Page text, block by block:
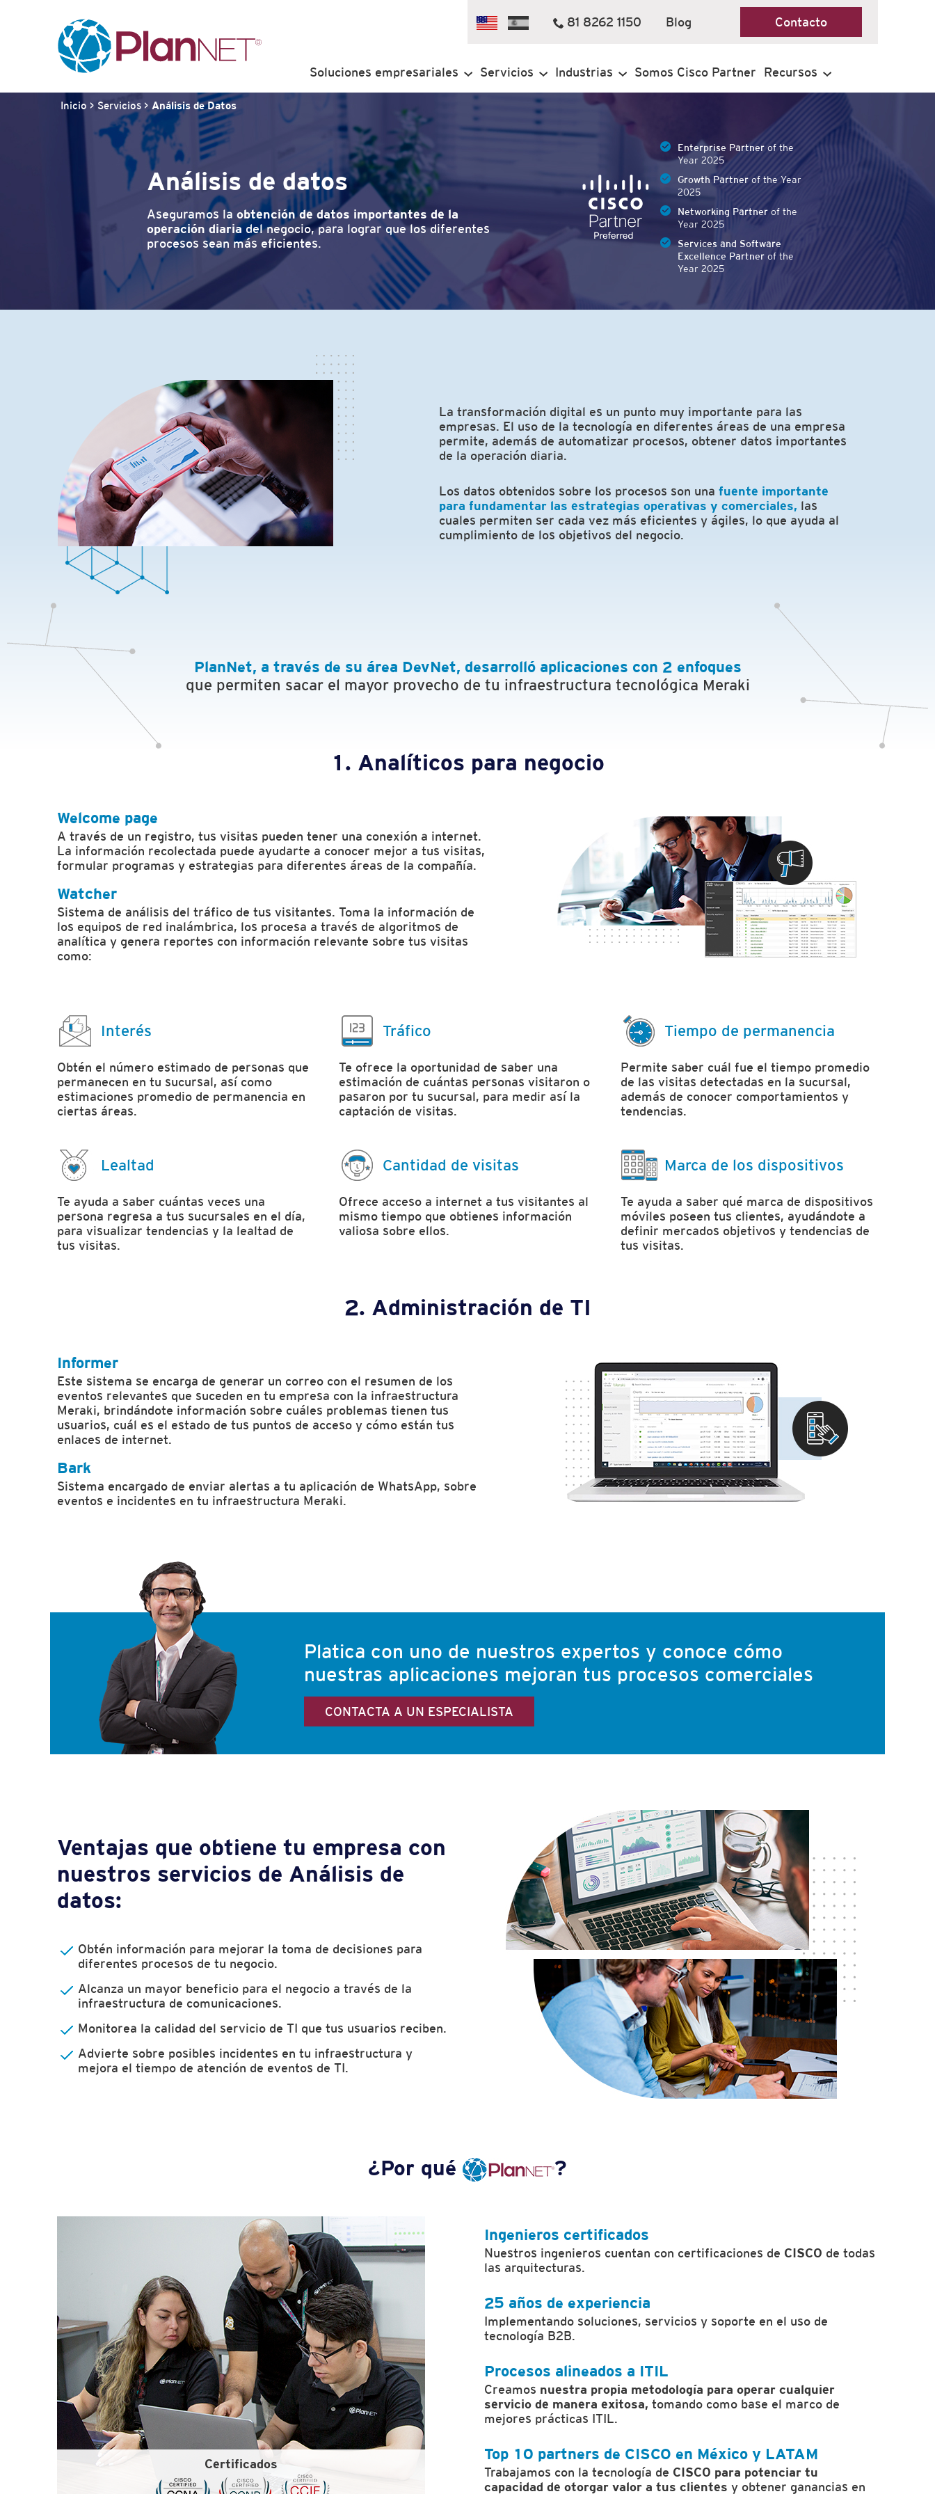
81 8262 1150 Blog Contacto
Soluciones empresariales Servicios Industrias Somos Cisco Partner Recursos
Inicio > Servicios > Análisis de Datos
Análisis de datos
Aseguramos la obtención de datos importantes de la
operación diariadel negocio, para lograr que los diferentes
procesos sean más eficientes.
Enterprise Partnerof the
Year 2025
Growth Partnerof the Year
2025
Networking Partnerof the
Year 2025
Services and Software
Excellence Partnerof the
Year 2025
La transformación digital es un punto muy importante para las
empresas. El uso de la tecnología en diferentes áreas de una empresa
permite, además de automatizar procesos, obtener datos importantes
de la operación diaria.
Los datos obtenidos sobre los procesos son una fuente importante
para fundamentar las estrategias operativas y comerciales, las
cuales permiten ser cada vez más eficientes y ágiles, lo que ayuda al
cumplimiento de los objetivos del negocio.
PlanNet, a través de su área DevNet, desarrolló aplicaciones con 2 enfoques
que permiten sacar el mayor provecho de tu infraestructura tecnológica Meraki
1. Analíticos para negocio
Welcome page
A través de un registro, tus visitas pueden tener una conexión a internet.
La información recolectada puede ayudarte a conocer mejor a tus visitas,
formular programas y estrategias para diferentes áreas de la compañía.
Watcher
Sistema de análisis del tráfico de tus visitantes. Toma la información de
los equipos de red inalámbrica, los procesa a través de algoritmos de
analítica y genera reportes con información relevante sobre tus visitas
como:
Interés
Obtén el número estimado de personas que
permanecen en tu sucursal, así como
estimaciones promedio de permanencia en
ciertas áreas.
Tráfico
Te ofrece la oportunidad de saber una
estimación de cuántas personas visitaron o
pasaron por tu sucursal, para medir así la
captación de visitas.
Tiempo de permanencia
Permite saber cuál fue el tiempo promedio
de las visitas detectadas en la sucursal,
además de conocer comportamientos y
tendencias.
Lealtad
Te ayuda a saber cuántas veces una
persona regresa a tus sucursales en el día,
para visualizar tendencias y la lealtad de
tus visitas.
Cantidad de visitas
Ofrece acceso a internet a tus visitantes al
mismo tiempo que obtienes información
valiosa sobre ellos.
Marca de los dispositivos
Te ayuda a saber qué marca de dispositivos
móviles poseen tus clientes, ayudándote a
definir mercados objetivos y tendencias de
tus visitas.
2. Administración de TI
Informer
Este sistema se encarga de generar un correo con el resumen de los
eventos relevantes que suceden en tu empresa con la infraestructura
Meraki, brindándote información sobre cuáles problemas tienen tus
usuarios, cuál es el estado de tus puntos de acceso y cómo están tus
enlaces de internet.
Bark
Sistema encargado de enviar alertas a tu aplicación de WhatsApp, sobre
eventos e incidentes en tu infraestructura Meraki.
Platica con uno de nuestros expertos y conoce cómo
nuestras aplicaciones mejoran tus procesos comerciales
CONTACTA A UN ESPECIALISTA
Ventajas que obtiene tu empresa con
nuestros servicios de Análisis de
datos:
Obtén información para mejorar la toma de decisiones para
diferentes procesos de tu negocio.
Alcanza un mayor beneficio para el negocio a través de la
infraestructura de comunicaciones.
Monitorea la calidad del servicio de TI que tus usuarios reciben.
Advierte sobre posibles incidentes en tu infraestructura y
mejora el tiempo de atención de eventos de TI.
¿Por qué ?
Certificados
Ingenieros certificados
Nuestros ingenieros cuentan con certificaciones de CISCO de todas
las arquitecturas.
25 años de experiencia
Implementando soluciones, servicios y soporte en el uso de
tecnología B2B.
Procesos alineados a ITIL
Creamos nuestra propia metodología para operar cualquier
servicio de manera exitosa, tomando como base el marco de
mejores prácticas ITIL.
Top 10 partners de CISCO en México y LATAM
Trabajamos con la tecnología de CISCO para potenciar tu
capacidad de otorgar valor a tus clientes y obtener ganancias en